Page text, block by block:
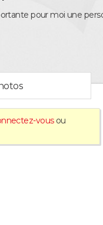
pour moi une
vousou